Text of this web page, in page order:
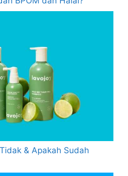
& Apakah Sudah